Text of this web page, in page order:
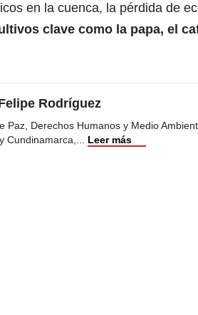
en la cuenca, la pérdida de
clave como la papa, el
Rodríguez
Paz, Derechos Humanos y Medio
Cundinamarca,... Leer más